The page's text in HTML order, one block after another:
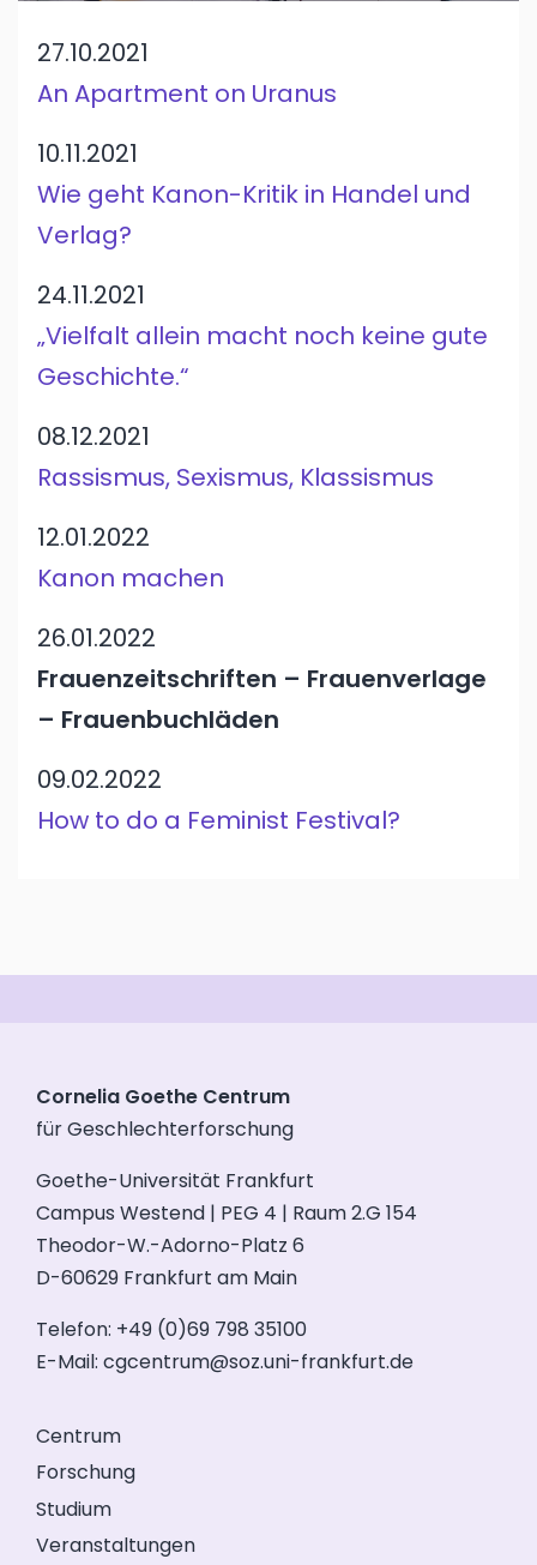
27.10.2021
An Apartment on Uranus
10.11.2021
Wie geht Kanon-Kritik in Handel und
Verlag?
24.11.2021
„Vielfalt allein macht noch keine gute
Geschichte.“
08.12.2021
Rassismus, Sexismus, Klassismus
12.01.2022
Kanon machen
26.01.2022
Frauenzeitschriften – Frauenverlage
– Frauenbuchläden
09.02.2022
How to do a Feminist Festival?
Cornelia Goethe Centrum
für Geschlechterforschung
Goethe-Universität Frankfurt
Campus Westend | PEG 4 | Raum 2.G 154
Theodor-W.-Adorno-Platz 6
D-60629 Frankfurt am Main
Telefon: +49 (0)69 798 35100
E-Mail: cgcentrum@soz.uni-frankfurt.de
Centrum
Forschung
Studium
Veranstaltungen